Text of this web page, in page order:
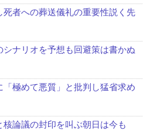
者への葬送儀礼の重要性説く先
ナリオを予想も回避策は書かぬ
「極めて悪質」と批判し猛省求め
核論議の封印を叫ぶ朝日は今も